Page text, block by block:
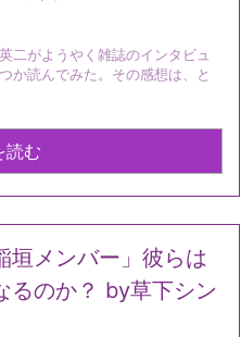
二がようやく雑誌のインタビュ
か読んでみた。その感想は、と
読む
垣メンバー」彼らは
るのか？ by草下シン